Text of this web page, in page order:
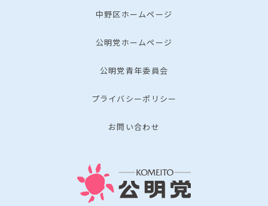
中野区ホームページ
公明党ホームページ
公明党青年委員会
プライバシーポリシー
お問い合わせ